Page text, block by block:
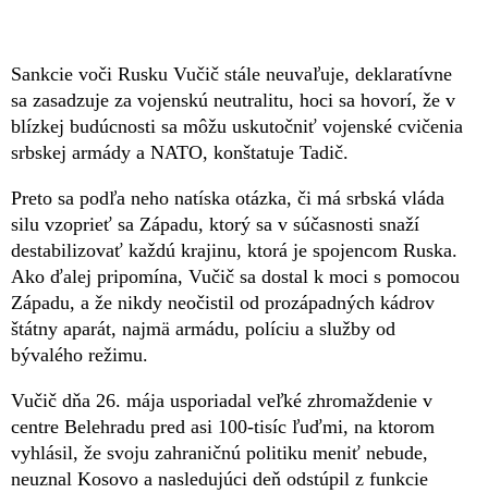
Sankcie voči Rusku Vučič stále neuvaľuje, deklaratívne
sa zasadzuje za vojenskú neutralitu, hoci sa hovorí, že v
blízkej budúcnosti sa môžu uskutočniť vojenské cvičenia
srbskej armády a NATO, konštatuje Tadič.
Preto sa podľa neho natíska otázka, či má srbská vláda
silu vzoprieť sa Západu, ktorý sa v súčasnosti snaží
destabilizovať každú krajinu, ktorá je spojencom Ruska.
Ako ďalej pripomína, Vučič sa dostal k moci s pomocou
Západu, a že nikdy neočistil od prozápadných kádrov
štátny aparát, najmä armádu, políciu a služby od
bývalého režimu.
Vučič dňa 26. mája usporiadal veľké zhromaždenie v
centre Belehradu pred asi 100-tisíc ľuďmi, na ktorom
vyhlásil, že svoju zahraničnú politiku meniť nebude,
neuznal Kosovo a nasledujúci deň odstúpil z funkcie